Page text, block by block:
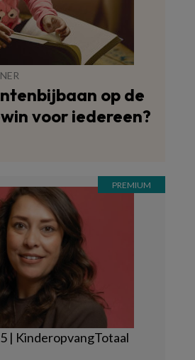
op de
voor iedereen?
| KinderopvangTotaal